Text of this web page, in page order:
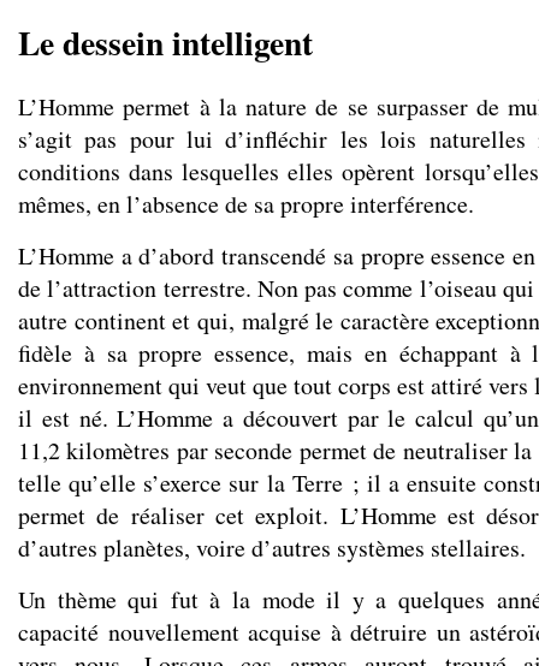
Le dessein intelligent
L’Homme permet à la nature de se surpasser de
s’agit pas pour lui d’infléchir les lois
conditions dans lesquelles elles opèrent
mêmes, en l’absence de sa propre interférence.
L’Homme a d’abord transcendé sa propre essence
de l’attraction terrestre. Non pas comme l’oiseau
autre continent et qui, malgré le caractère
fidèle à sa propre essence, mais en échappant à
environnement qui veut que tout corps est attiré vers
il est né. L’Homme a découvert par le calcul
11,2 kilomètres par seconde permet de neutraliser
telle qu’elle s’exerce sur la Terre ; il a ensuite
permet de réaliser cet exploit. L’Homme est
d’autres planètes, voire d’autres systèmes stellaires.
Un thème qui fut à la mode il y a quelques
capacité nouvellement acquise à détruire un